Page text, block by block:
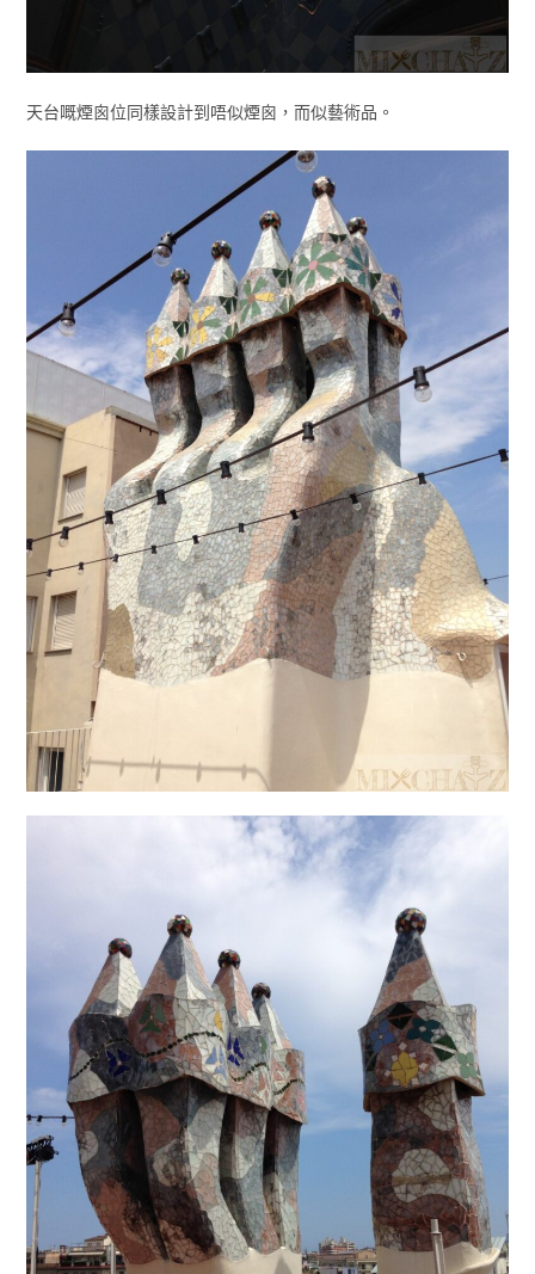
天台嘅煙囪位同樣設計到唔似煙囪，而似藝術品。